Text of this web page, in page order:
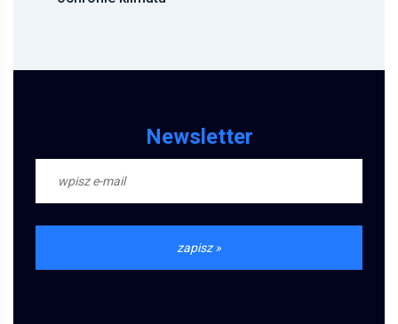
Newsletter